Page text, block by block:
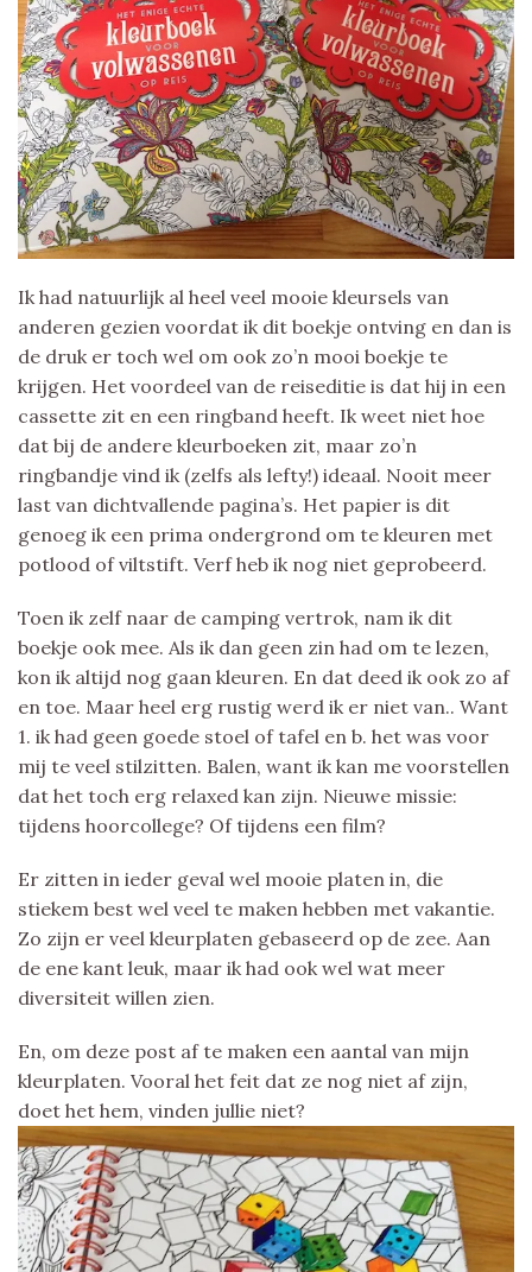
Ik had natuurlijk al heel veel mooie kleursels van
anderen gezien voordat ik dit boekje ontving en dan is
de druk er toch wel om ook zo’n mooi boekje te
krijgen. Het voordeel van de reiseditie is dat hij in een
cassette zit en een ringband heeft. Ik weet niet hoe
dat bij de andere kleurboeken zit, maar zo’n
ringbandje vind ik (zelfs als lefty!) ideaal. Nooit meer
last van dichtvallende pagina’s. Het papier is dit
genoeg ik een prima ondergrond om te kleuren met
potlood of viltstift. Verf heb ik nog niet geprobeerd.
Toen ik zelf naar de camping vertrok, nam ik dit
boekje ook mee. Als ik dan geen zin had om te lezen,
kon ik altijd nog gaan kleuren. En dat deed ik ook zo af
en toe. Maar heel erg rustig werd ik er niet van.. Want
1. ik had geen goede stoel of tafel en b. het was voor
mij te veel stilzitten. Balen, want ik kan me voorstellen
dat het toch erg relaxed kan zijn. Nieuwe missie:
tijdens hoorcollege? Of tijdens een film?
Er zitten in ieder geval wel mooie platen in, die
stiekem best wel veel te maken hebben met vakantie.
Zo zijn er veel kleurplaten gebaseerd op de zee. Aan
de ene kant leuk, maar ik had ook wel wat meer
diversiteit willen zien.
En, om deze post af te maken een aantal van mijn
kleurplaten. Vooral het feit dat ze nog niet af zijn,
doet het hem, vinden jullie niet?